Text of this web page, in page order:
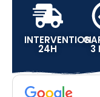
INTERVENTION
24H 3